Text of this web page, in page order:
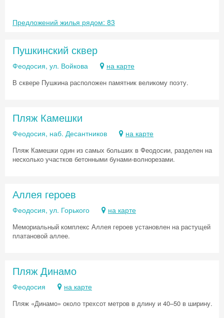
Предложений жилья рядом: 83
Пушкинский сквер
Феодосия, ул. Войкова на карте
В сквере Пушкина расположен памятник великому поэту.
Пляж Камешки
Феодосия, наб. Десантников на карте
Пляж Камешки один из самых больших в Феодосии, разделен на
несколько участков бетонными бунами-волнорезами.
Аллея героев
Феодосия, ул. Горького на карте
Мемориальный комплекс Аллея героев установлен на растущей
платановой аллее.
Пляж Динамо
Феодосия на карте
Пляж «Динамо» около трехсот метров в длину и 40–50 в ширину.